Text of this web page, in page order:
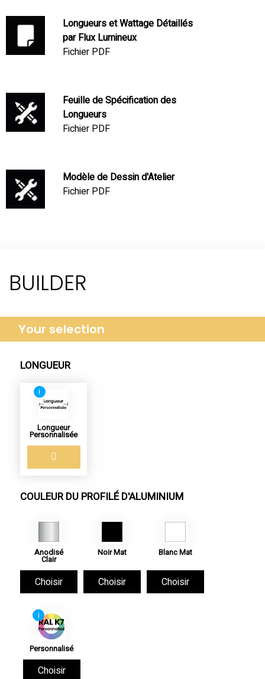
Longueurs et Wattage Détaillés
par Flux Lumineux
Fichier PDF
Feuille de Spécification des
Longueurs
Fichier PDF
Modèle de Dessin d'Atelier
Fichier PDF
BUILDER
LONGUEUR
i
Longueur
Personnalisée
COULEUR DU PROFILÉ D'ALUMINIUM
Anodisé
Clair
Choisir
Noir Mat
Choisir
Blanc Mat
Choisir
i
Personnalisé
Choisir
Your selection